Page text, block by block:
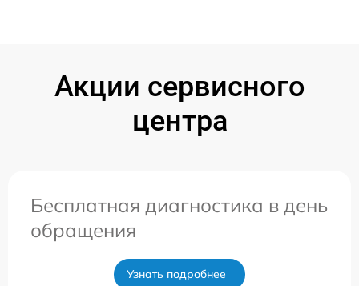
Акции сервисного
центра
Бесплатная диагностика в день
обращения
Узнать подробнее